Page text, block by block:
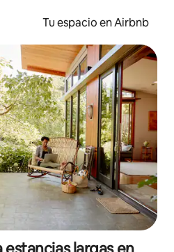
Tu espacio en Airbnb